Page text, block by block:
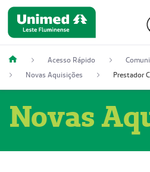
Acesso Rápido
Novas Aquisições
Novas